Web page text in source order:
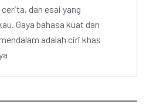
dan esai yang
Gaya bahasa kuat dan
adalah ciri khas